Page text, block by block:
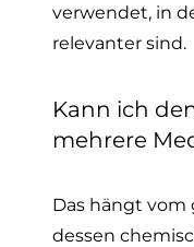
verwendet, in
relevanter sind.
Kann ich
mehrere
Das hängt vom
dessen